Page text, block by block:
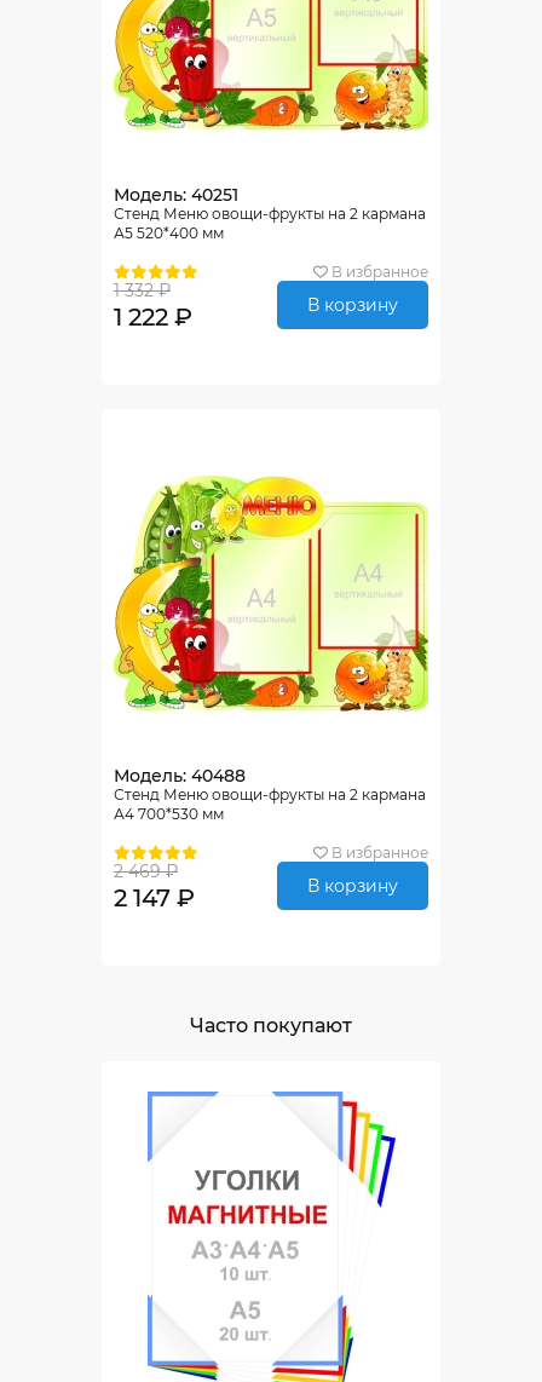
Модель: 40251
Стенд Меню овощи-фрукты на 2 кармана
А5 520*400 мм
В избранное
1 332 ₽
1 222 ₽ В корзину
Модель: 40488
Стенд Меню овощи-фрукты на 2 кармана
А4 700*530 мм
В избранное
2 469 ₽
2 147 ₽ В корзину
Часто покупают